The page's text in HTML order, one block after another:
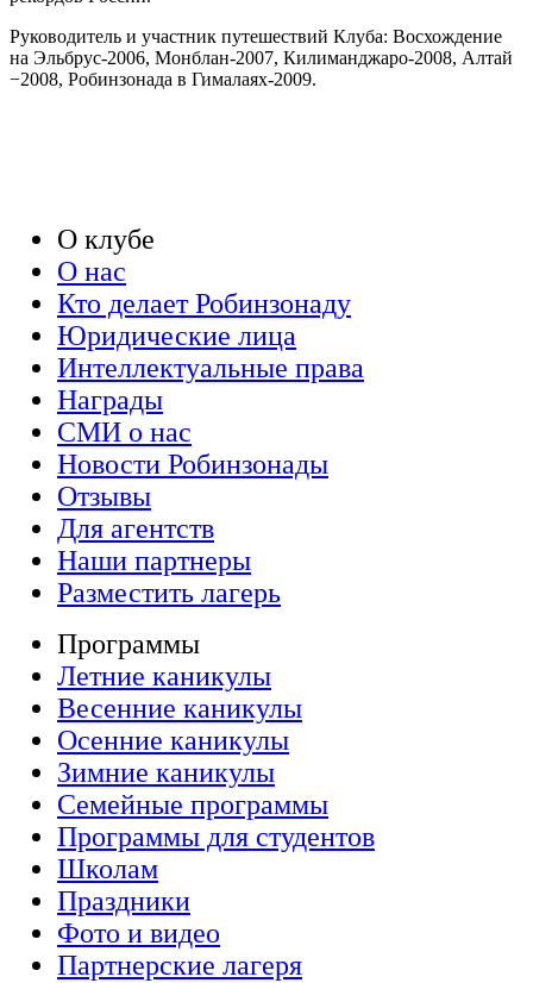
Руководитель и участник путешествий Клуба: Восхождение
на Эльбрус-2006, Монблан-2007, Килиманджаро-2008, Алтай
−2008, Робинзонада в Гималаях-2009.
О клубе
О нас
Кто делает Робинзонаду
Юридические лица
Интеллектуальные права
Награды
СМИ о нас
Новости Робинзонады
Отзывы
Для агентств
Наши партнеры
Разместить лагерь
Программы
Летние каникулы
Весенние каникулы
Осенние каникулы
Зимние каникулы
Семейные программы
Программы для студентов
Школам
Праздники
Фото и видео
Партнерские лагеря